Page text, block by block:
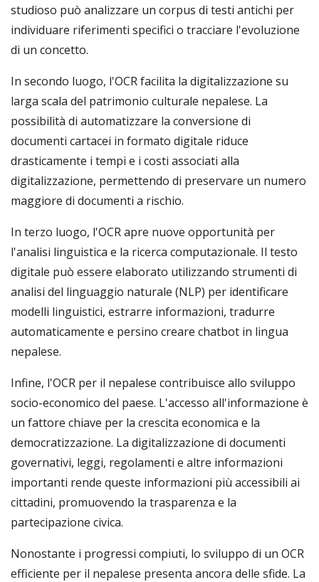
studioso può analizzare un corpus di testi antichi per
individuare riferimenti specifici o tracciare l'evoluzione
di un concetto.
In secondo luogo, l'OCR facilita la digitalizzazione su
larga scala del patrimonio culturale nepalese. La
possibilità di automatizzare la conversione di
documenti cartacei in formato digitale riduce
drasticamente i tempi e i costi associati alla
digitalizzazione, permettendo di preservare un numero
maggiore di documenti a rischio.
In terzo luogo, l'OCR apre nuove opportunità per
l'analisi linguistica e la ricerca computazionale. Il testo
digitale può essere elaborato utilizzando strumenti di
analisi del linguaggio naturale (NLP) per identificare
modelli linguistici, estrarre informazioni, tradurre
automaticamente e persino creare chatbot in lingua
nepalese.
Infine, l'OCR per il nepalese contribuisce allo sviluppo
socio-economico del paese. L'accesso all'informazione è
un fattore chiave per la crescita economica e la
democratizzazione. La digitalizzazione di documenti
governativi, leggi, regolamenti e altre informazioni
importanti rende queste informazioni più accessibili ai
cittadini, promuovendo la trasparenza e la
partecipazione civica.
Nonostante i progressi compiuti, lo sviluppo di un OCR
efficiente per il nepalese presenta ancora delle sfide. La